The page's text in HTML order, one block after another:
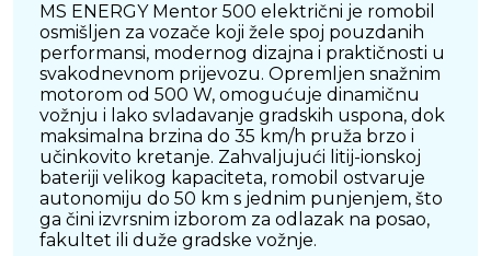
MS ENERGY Mentor 500 električni je romobil
osmišljen za vozače koji žele spoj pouzdanih
performansi, modernog dizajna i praktičnosti u
svakodnevnom prijevozu. Opremljen snažnim
motorom od 500 W, omogućuje dinamičnu
vožnju i lako svladavanje gradskih uspona, dok
maksimalna brzina do 35 km/h pruža brzo i
učinkovito kretanje. Zahvaljujući litij-ionskoj
bateriji velikog kapaciteta, romobil ostvaruje
autonomiju do 50 km s jednim punjenjem, što
ga čini izvrsnim izborom za odlazak na posao,
fakultet ili duže gradske vožnje.